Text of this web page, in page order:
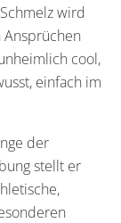
wird
cool,
einfach im
der
stellt er